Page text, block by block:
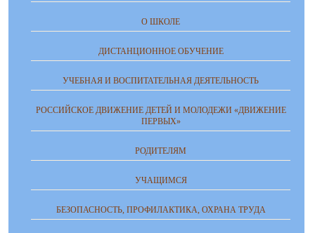
О ШКОЛЕ
ДИСТАНЦИОННОЕ ОБУЧЕНИЕ
УЧЕБНАЯ И ВОСПИТАТЕЛЬНАЯ ДЕЯТЕЛЬНОСТЬ
РОССИЙСКОЕ ДВИЖЕНИЕ ДЕТЕЙ И МОЛОДЕЖИ «ДВИЖЕНИЕ
ПЕРВЫХ»
РОДИТЕЛЯМ
УЧАЩИМСЯ
БЕЗОПАСНОСТЬ, ПРОФИЛАКТИКА, ОХРАНА ТРУДА